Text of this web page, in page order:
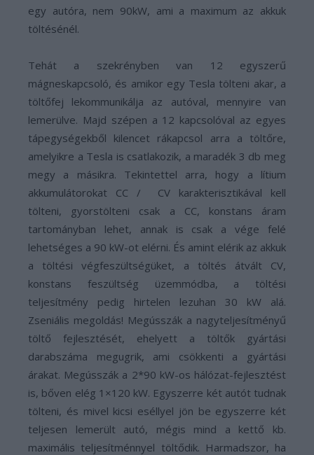
egy autóra, nem 90kW, ami a maximum az akkuk
töltésénél.
Tehát a szekrényben van 12 egyszerű
mágneskapcsoló, és amikor egy Tesla tölteni akar, a
töltőfej lekommunikálja az autóval, mennyire van
lemerülve. Majd szépen a 12 kapcsolóval az egyes
tápegységekből kilencet rákapcsol arra a töltőre,
amelyikre a Tesla is csatlakozik, a maradék 3 db meg
megy a másikra. Tekintettel arra, hogy a lítium
akkumulátorokat CC / CV karakterisztikával kell
tölteni, gyorstölteni csak a CC, konstans áram
tartományban lehet, annak is csak a vége felé
lehetséges a 90 kW-ot elérni. És amint elérik az akkuk
a töltési végfeszültségüket, a töltés átvált CV,
konstans feszültség üzemmódba, a töltési
teljesítmény pedig hirtelen lezuhan 30 kW alá.
Zseniális megoldás! Megússzák a nagyteljesítményű
töltő fejlesztését, ehelyett a töltők gyártási
darabszáma megugrik, ami csökkenti a gyártási
árakat. Megússzák a 2*90 kW-os hálózat-fejlesztést
is, bőven elég 1×120 kW. Egyszerre két autót tudnak
tölteni, és mivel kicsi eséllyel jön be egyszerre két
teljesen lemerült autó, mégis mind a kettő kb.
maximális teljesítménnyel töltődik. Harmadszor, ha